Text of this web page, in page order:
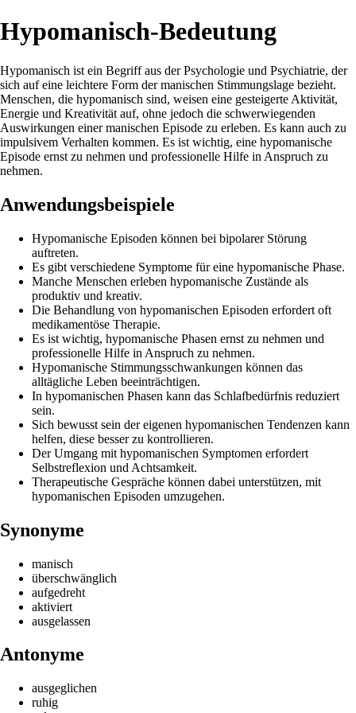
Hypomanisch-Bedeutung
Hypomanisch ist ein Begriff aus der Psychologie und Psychiatrie, der
sich auf eine leichtere Form der manischen Stimmungslage bezieht.
Menschen, die hypomanisch sind, weisen eine gesteigerte Aktivität,
Energie und Kreativität auf, ohne jedoch die schwerwiegenden
Auswirkungen einer manischen Episode zu erleben. Es kann auch zu
impulsivem Verhalten kommen. Es ist wichtig, eine hypomanische
Episode ernst zu nehmen und professionelle Hilfe in Anspruch zu
nehmen.
Anwendungsbeispiele
Hypomanische Episoden können bei bipolarer Störung
auftreten.
Es gibt verschiedene Symptome für eine hypomanische Phase.
Manche Menschen erleben hypomanische Zustände als
produktiv und kreativ.
Die Behandlung von hypomanischen Episoden erfordert oft
medikamentöse Therapie.
Es ist wichtig, hypomanische Phasen ernst zu nehmen und
professionelle Hilfe in Anspruch zu nehmen.
Hypomanische Stimmungsschwankungen können das
alltägliche Leben beeinträchtigen.
In hypomanischen Phasen kann das Schlafbedürfnis reduziert
sein.
Sich bewusst sein der eigenen hypomanischen Tendenzen kann
helfen, diese besser zu kontrollieren.
Der Umgang mit hypomanischen Symptomen erfordert
Selbstreflexion und Achtsamkeit.
Therapeutische Gespräche können dabei unterstützen, mit
hypomanischen Episoden umzugehen.
Synonyme
manisch
überschwänglich
aufgedreht
aktiviert
ausgelassen
Antonyme
ausgeglichen
ruhig